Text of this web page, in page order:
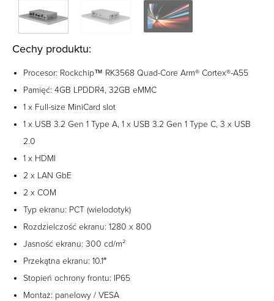
Cechy produktu:
Procesor: Rockchip™ RK3568 Quad-Core Arm® Cortex®-A55
Pamięć: 4GB LPDDR4, 32GB eMMC
1 x Full-size MiniCard slot
1 x USB 3.2 Gen 1 Type A, 1 x USB 3.2 Gen 1 Type C, 3 x USB
2.0
1 x HDMI
2 x LAN GbE
2 x COM
Typ ekranu: PCT (wielodotyk)
Rozdzielczość ekranu: 1280 x 800
Jasność ekranu: 300 cd/m²
Przekątna ekranu: 10.1″
Stopień ochrony frontu: IP65
Montaż: panelowy / VESA